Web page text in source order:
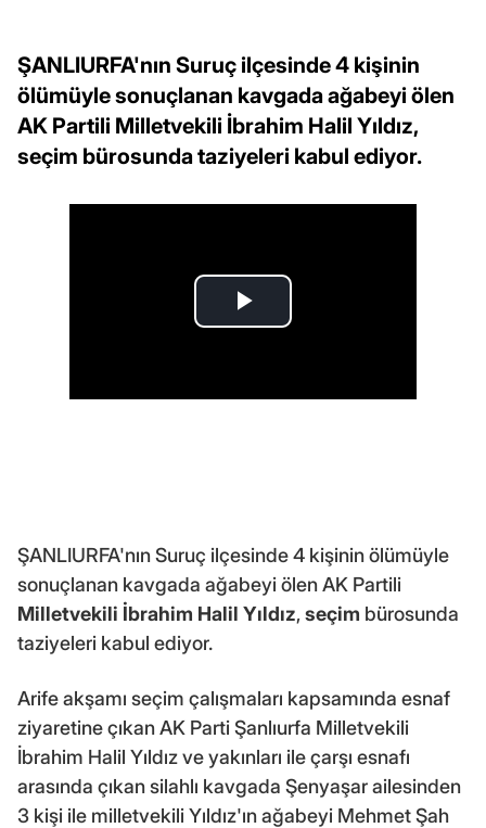
ŞANLIURFA'nın Suruç ilçesinde 4 kişinin
ölümüyle sonuçlanan kavgada ağabeyi ölen
AK Partili Milletvekili İbrahim Halil Yıldız,
seçim bürosunda taziyeleri kabul ediyor.
ŞANLIURFA'nın Suruç ilçesinde 4 kişinin ölümüyle
sonuçlanan kavgada ağabeyi ölen AK Partili
Milletvekili İbrahim Halil Yıldız,seçim bürosunda
taziyeleri kabul ediyor.
Arife akşamı seçim çalışmaları kapsamında esnaf
ziyaretine çıkan AK Parti Şanlıurfa Milletvekili
İbrahim Halil Yıldız ve yakınları ile çarşı esnafı
arasında çıkan silahlı kavgada Şenyaşar ailesinden
3 kişi ile milletvekili Yıldız'ın ağabeyi Mehmet Şah